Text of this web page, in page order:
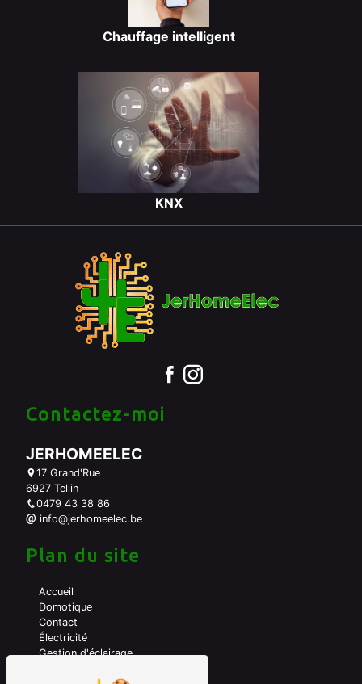
Chauffage intelligent
KNX
Contactez-moi
JERHOMEELEC
17 Grand'Rue
6927 Tellin
0479 43 38 86
info@jerhomeelec.be
Plan du site
Accueil
Domotique
Contact
Électricité
Gestion d'éclairage